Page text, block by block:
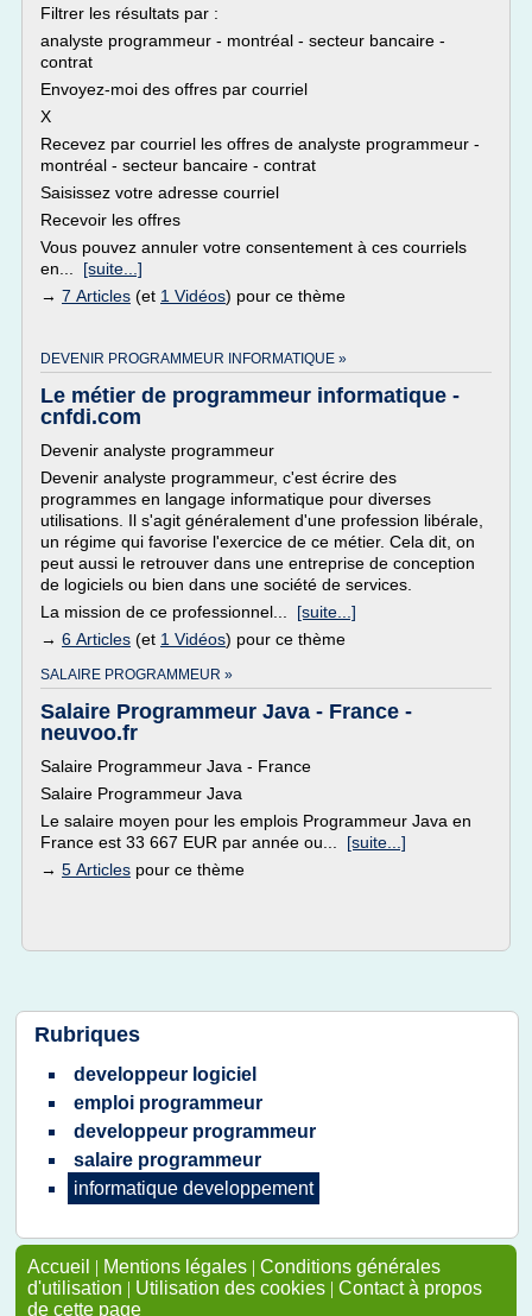
Filtrer les résultats par :
analyste programmeur - montréal - secteur bancaire -
contrat
Envoyez-moi des offres par courriel
X
Recevez par courriel les offres de analyste programmeur -
montréal - secteur bancaire - contrat
Saisissez votre adresse courriel
Recevoir les offres
Vous pouvez annuler votre consentement à ces courriels
en... [suite...]
→ 7 Articles (et 1 Vidéos) pour ce thème
DEVENIR PROGRAMMEUR INFORMATIQUE »
Le métier de programmeur informatique -
cnfdi.com
Devenir analyste programmeur
Devenir analyste programmeur, c'est écrire des
programmes en langage informatique pour diverses
utilisations. Il s'agit généralement d'une profession libérale,
un régime qui favorise l'exercice de ce métier. Cela dit, on
peut aussi le retrouver dans une entreprise de conception
de logiciels ou bien dans une société de services.
La mission de ce professionnel... [suite...]
→ 6 Articles (et 1 Vidéos) pour ce thème
SALAIRE PROGRAMMEUR »
Salaire Programmeur Java - France -
neuvoo.fr
Salaire Programmeur Java - France
Salaire Programmeur Java
Le salaire moyen pour les emplois Programmeur Java en
France est 33 667 EUR par année ou... [suite...]
→ 5 Articles pour ce thème
Rubriques
developpeur logiciel
emploi programmeur
developpeur programmeur
salaire programmeur
informatique developpement
Accueil | Mentions légales | Conditions générales
d'utilisation | Utilisation des cookies | Contact à propos
de cette page